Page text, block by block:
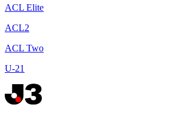
ACL Elite
ACL2
ACL Two
U-21